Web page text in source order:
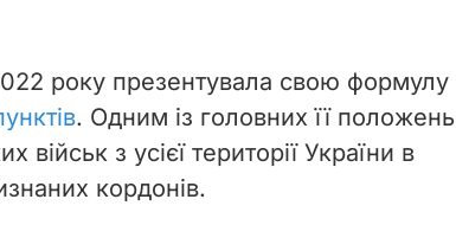
року презентувала свою формулу
. Одним із головних її положень
військ з усієї території України в
кордонів.